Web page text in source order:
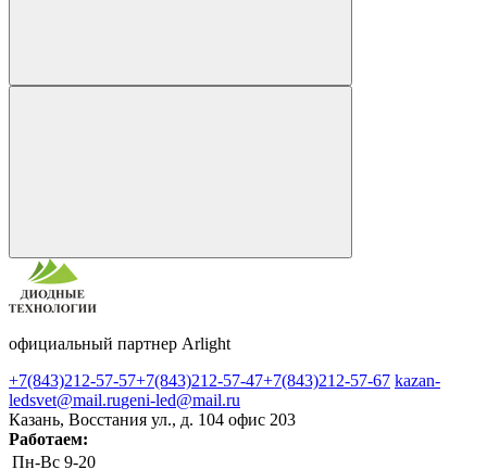
официальный партнер Arlight
+7(843)212-57-57+7(843)212-57-47+7(843)212-57-67 kazan-
ledsvet@mail.rugeni-led@mail.ru
Казань, Восстания ул., д. 104 офис 203
Работаем:
Пн-Вс 9-20